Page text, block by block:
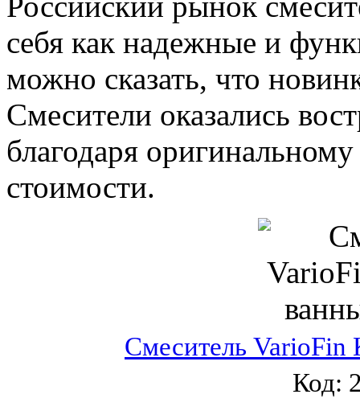
себя как надежные и
можно сказать, что
Смесители оказались
благодаря
стоимости.
Смеситель VarioFin
Код: